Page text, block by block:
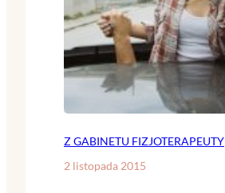
Z GABINETU FIZJOTERAPEUTY
2 listopada 2015